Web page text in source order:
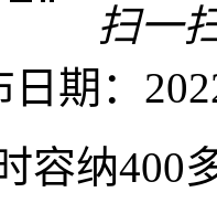
扫一
日期：
容纳400